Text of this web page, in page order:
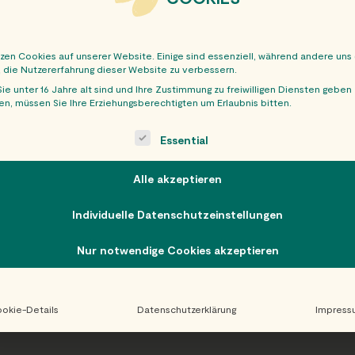
Cookies auf unserer Website. Einige sind essenziell, während andere uns
Nutzererfahrung dieser Website zu verbessern.
unter 16 Jahre alt sind und Ihre Zustimmung zu freiwilligen Diensten geben
müssen Sie Ihre Erziehungsberechtigten um Erlaubnis bitten.
is a list of service groups for which consent can be
Essential
Alle akzeptieren
Individuelle Datenschutzeinstellungen
Nur notwendige Cookies akzeptieren
Details Datenschutzerklärung